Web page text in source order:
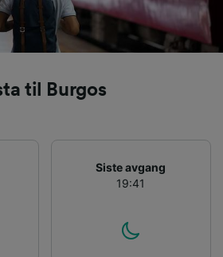
til Burgos
Siste avgang
19:41